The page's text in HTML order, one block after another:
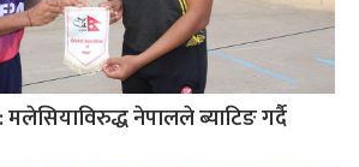
नेपालले ब्याटिङ गर्दै